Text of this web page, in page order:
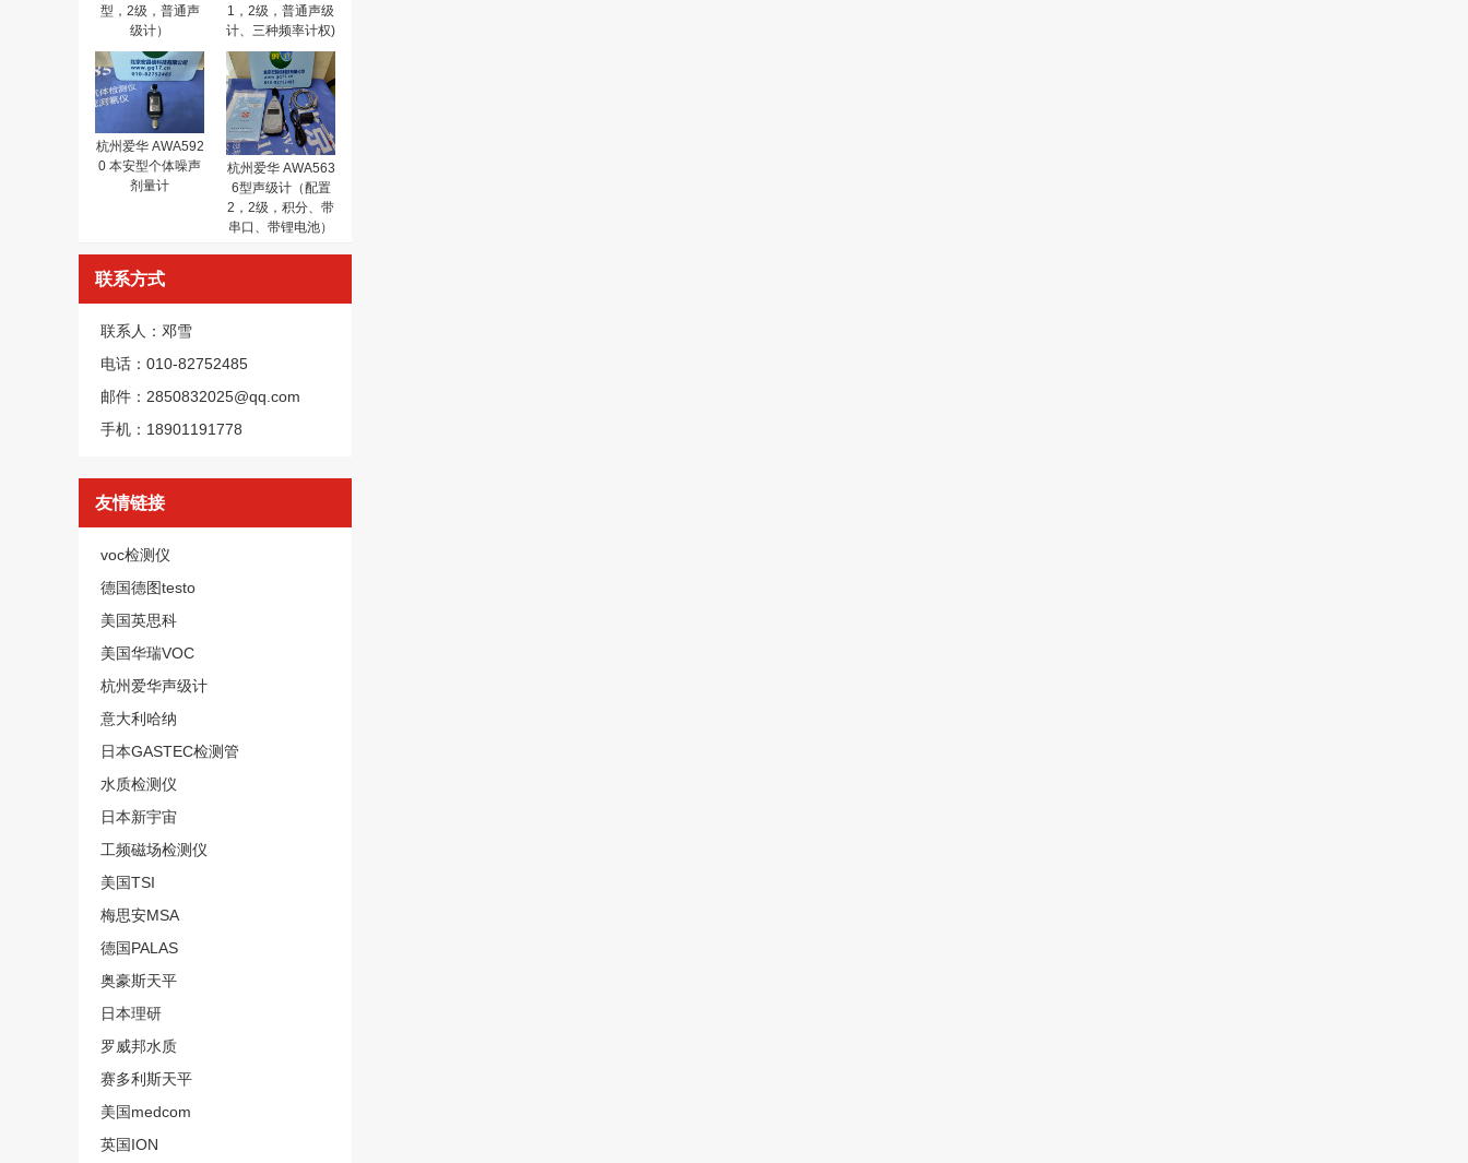
型，2级，普通声
级计）
1，2级，普通声级
计、三种频率计权)
杭州爱华 AWA592
0 本安型个体噪声
剂量计
杭州爱华 AWA563
6型声级计（配置
2，2级，积分、带
串口、带锂电池）
联系方式
联系人：邓雪
电话：010-82752485
邮件：2850832025@qq.com
手机：18901191778
友情链接
voc检测仪
德国德图testo
美国英思科
美国华瑞VOC
杭州爱华声级计
意大利哈纳
日本GASTEC检测管
水质检测仪
日本新宇宙
工频磁场检测仪
美国TSI
梅思安MSA
德国PALAS
奥豪斯天平
日本理研
罗威邦水质
赛多利斯天平
美国medcom
英国ION